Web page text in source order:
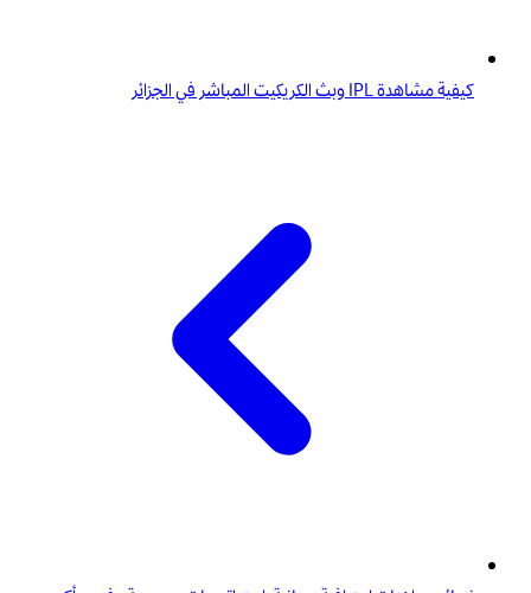
كيفية مشاهدة IPL وبث الكريكيت المباشر في الجزائر